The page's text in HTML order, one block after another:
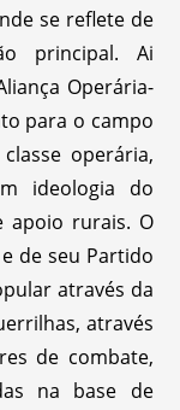
se reflete de
principal. Ai
Operária-
para o campo
operária,
ideologia do
apoio rurais. O
de seu Partido
através da
através
de combate,
na base de